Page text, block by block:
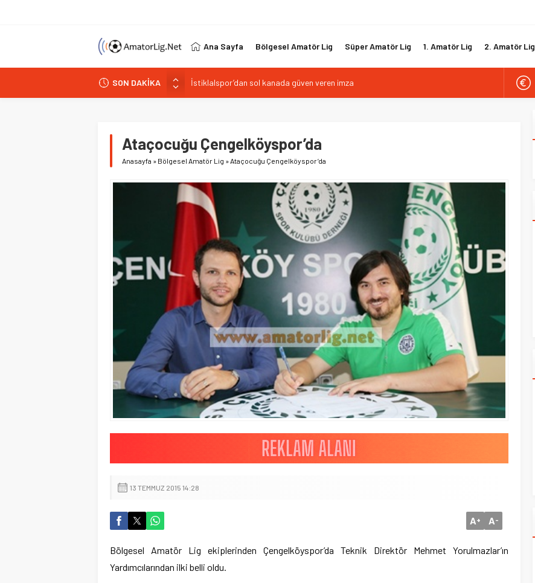
Ana Sayfa Bölgesel Amatör Lig Süper Amatör Lig 1. Amatör Lig 2. Amatör Lig
SON DAKİKA
İstiklalspor’dan sol kanada güven veren imza
Paşabahçespor’da sportif direktörlük görevine Mehmet Şahin getirildi
Vardarspor teknik ekibiyle yola devam ediyor
Kuzeyin Kaplanları Kaygısız ile yeniden
Ataçocuğu Çengelköyspor’da
Anasayfa » Bölgesel Amatör Lig »Ataçocuğu Çengelköyspor’da
13 TEMMUZ 2015 14:28
A+ A-
Bölgesel Amatör Lig ekiplerinden Çengelköyspor’da Teknik Direktör Mehmet Yorulmazlar’ın
Yardımcılarından ilki belli oldu.